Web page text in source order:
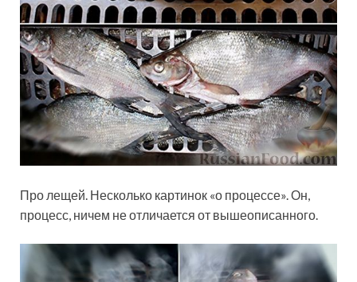
Про лещей. Несколько картинок «о процессе». Он,
процесс, ничем не отличается от вышеописанного.